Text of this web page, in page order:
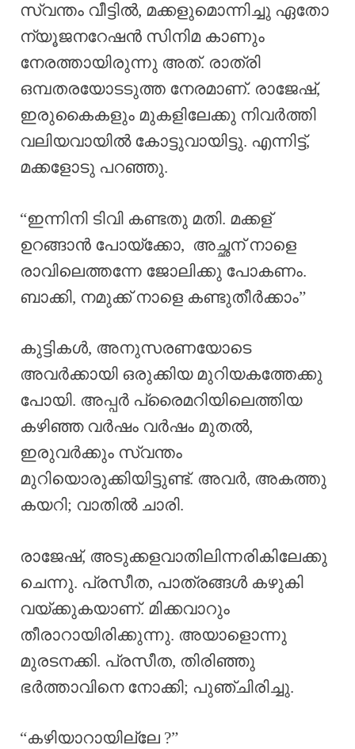
സ്വന്തം വീട്ടിൽ, മക്കളുമൊന്നിച്ചു ഏതോ
ന്യൂജനറേഷൻ സിനിമ കാണും
നേരത്തായിരുന്നു അത്. രാത്രി
ഒമ്പതരയോടടുത്ത നേരമാണ്. രാജേഷ്,
ഇരുകൈകളും മുകളിലേക്കു നിവർത്തി
വലിയവായിൽ കോട്ടുവായിട്ടു. എന്നിട്ട്,
മക്കളോടു പറഞ്ഞു.
“ഇന്നിനി ടിവി കണ്ടതു മതി. മക്കള്
ഉറങ്ങാൻ പോയ്ക്കോ, അച്ഛന് നാളെ
രാവിലെത്തന്നേ ജോലിക്കു പോകണം.
ബാക്കി, നമുക്ക് നാളെ കണ്ടുതീർക്കാം”
കുട്ടികൾ, അനുസരണയോടെ
അവർക്കായി ഒരുക്കിയ മുറിയകത്തേക്കു
പോയി. അപ്പർ പ്രൈമറിയിലെത്തിയ
കഴിഞ്ഞ വർഷം വർഷം മുതൽ,
ഇരുവർക്കും സ്വന്തം
മുറിയൊരുക്കിയിട്ടുണ്ട്. അവർ, അകത്തു
കയറി; വാതിൽ ചാരി.
രാജേഷ്, അടുക്കളവാതിലിന്നരികിലേക്കു
ചെന്നു. പ്രസീത, പാത്രങ്ങൾ കഴുകി
വയ്ക്കുകയാണ്. മിക്കവാറും
തീരാറായിരിക്കുന്നു. അയാളൊന്നു
മുരടനക്കി. പ്രസീത, തിരിഞ്ഞു
ഭർത്താവിനെ നോക്കി; പുഞ്ചിരിച്ചു.
“കഴിയാറായില്ലേ ?”